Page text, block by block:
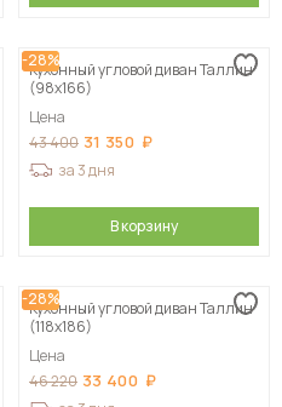
-28%
Кухонный угловой диван Таллин
(98х166)
Цена
43 400 31 350
за 3 дня
В корзину
-28%
Кухонный угловой диван Таллин
(118х186)
Цена
46 220 33 400